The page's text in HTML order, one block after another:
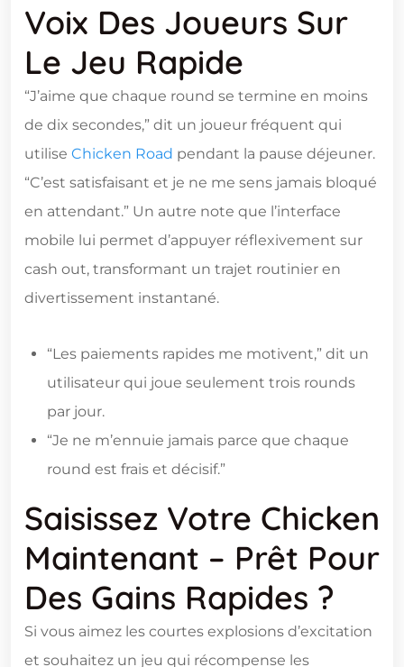
Voix Des Joueurs Sur
Le Jeu Rapide
“J’aime que chaque round se termine en moins
de dix secondes,” dit un joueur fréquent qui
utilise Chicken Road pendant la pause déjeuner.
“C’est satisfaisant et je ne me sens jamais bloqué
en attendant.” Un autre note que l’interface
mobile lui permet d’appuyer réflexivement sur
cash out, transformant un trajet routinier en
divertissement instantané.
“Les paiements rapides me motivent,” dit un
utilisateur qui joue seulement trois rounds
par jour.
“Je ne m’ennuie jamais parce que chaque
round est frais et décisif.”
Saisissez Votre Chicken
Maintenant – Prêt Pour
Des Gains Rapides ?
Si vous aimez les courtes explosions d’excitation
et souhaitez un jeu qui récompense les